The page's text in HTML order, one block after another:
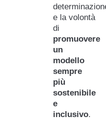
e la volontà
di
promuovere
un
modello
sempre
più
sostenibile
e
inclusivo.